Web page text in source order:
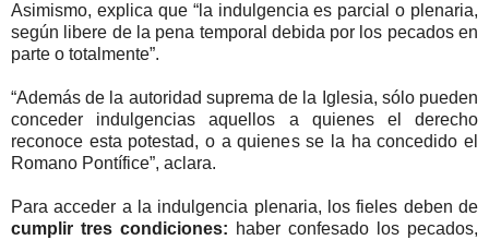
Asimismo, explica que “la indulgencia es parcial o plenaria,
según libere de la pena temporal debida por los pecados en
parte o totalmente”.
“Además de la autoridad suprema de la Iglesia, sólo pueden
conceder indulgencias aquellos a quienes el derecho
reconoce esta potestad, o a quienes se la ha concedido el
Romano Pontífice”, aclara.
Para acceder a la indulgencia plenaria, los fieles deben de
cumplir tres condiciones: haber confesado los pecados,